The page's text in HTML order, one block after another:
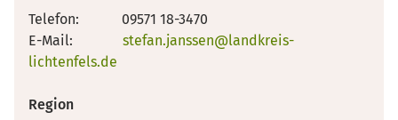
Telefon: 09571 18-3470
E-Mail: stefan.janssen@landkreis-
lichtenfels.de
Region